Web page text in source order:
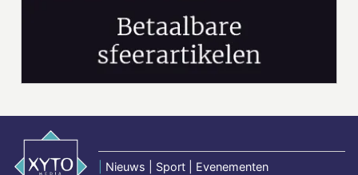
Nieuws | Sport | Evenementen